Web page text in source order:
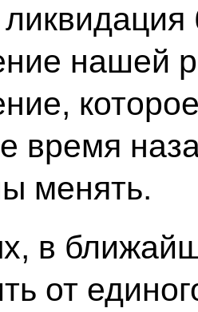
нашей
время
менять.
в
от